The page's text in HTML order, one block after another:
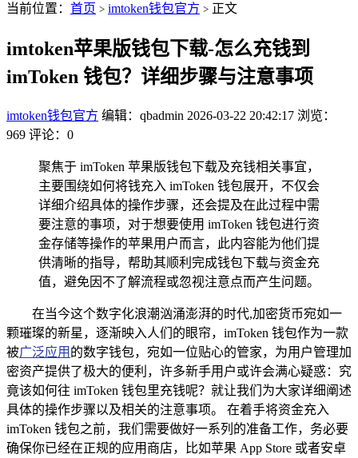
当前位置： 首页 > imtoken钱包官方 > 正文
imtoken苹果版钱包下载-怎么充钱到
imToken 钱包？详细步骤与注意事项
imtoken钱包官方 编辑：qbadmin 2026-03-22 20:42:17 浏览：
969 评论：0
聚焦于 imToken 苹果版钱包下载及充钱相关事宜，
主要围绕如何将钱充入 imToken 钱包展开，不仅会
详细介绍具体的操作步骤，还会提及在此过程中需
要注意的事项，对于想要使用 imToken 钱包进行资
金存储等操作的苹果用户而言，此内容能为他们提
供清晰的指导，帮助其顺利完成钱包下载与资金充
值，避免因不了解流程或忽视注意点而产生问题。
在当今这个数字化浪潮汹涌澎湃的时代,加密货币宛如一
颗璀璨的新星，逐渐映入人们的眼帘，imToken 钱包作为一款
被广泛应用 的数字钱包，宛如一位贴心的管家，为用户管理加
密资产提供了极大的便利，许多新手用户或许会满心疑惑：究
竟该如何往 imToken 钱包里充钱呢？就让我们为大家详细阐述
具体的操作步骤以及相关的注意事项。 在着手将资金充入
imToken 钱包之前，我们需要做好一系列的准备工作，务必要
确保你已经在正规的应用商店，比如苹果 App Store 或者安卓